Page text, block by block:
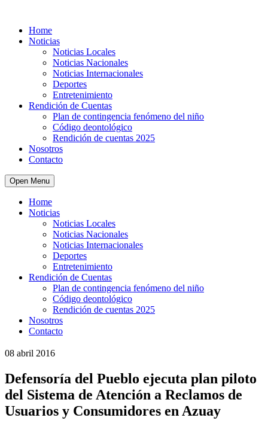
Home
Noticias
Noticias Locales
Noticias Nacionales
Noticias Internacionales
Deportes
Entretenimiento
Rendición de Cuentas
Plan de contingencia fenómeno del niño
Código deontológico
Rendición de cuentas 2025
Nosotros
Contacto
Open Menu
Home
Noticias
Noticias Locales
Noticias Nacionales
Noticias Internacionales
Deportes
Entretenimiento
Rendición de Cuentas
Plan de contingencia fenómeno del niño
Código deontológico
Rendición de cuentas 2025
Nosotros
Contacto
08 abril 2016
Defensoría del Pueblo ejecuta plan piloto
del Sistema de Atención a Reclamos de
Usuarios y Consumidores en Azuay